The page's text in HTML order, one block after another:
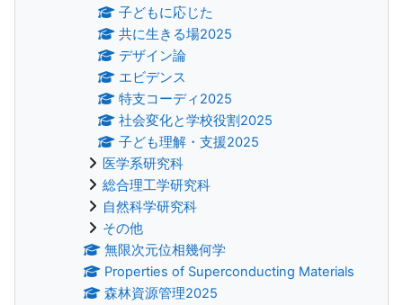
子どもに応じた
共に生きる場2025
デザイン論
エビデンス
特支コーディ2025
社会変化と学校役割2025
子ども理解・支援2025
医学系研究科
総合理工学研究科
自然科学研究科
その他
無限次元位相幾何学
Properties of Superconducting Materials
森林資源管理2025